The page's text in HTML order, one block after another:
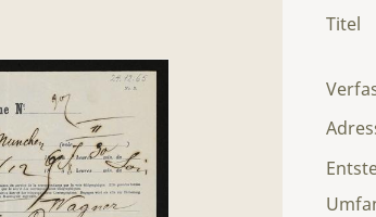
Titel